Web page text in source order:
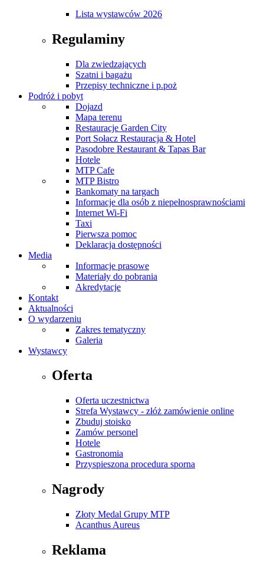
Lista wystawców 2026
Regulaminy
Dla zwiedzających
Szatni i bagażu
Przepisy techniczne i p.poż
Podróż i pobyt
Dojazd
Mapa terenu
Restauracje Garden City
Port Sołacz Restauracja & Hotel
Pasodobre Restaurant & Tapas Bar
Hotele
MTP Cafe
MTP Bistro
Bankomaty na targach
Informacje dla osób z niepełnosprawnościami
Internet Wi-Fi
Taxi
Pierwsza pomoc
Deklaracja dostępności
Media
Informacje prasowe
Materiały do pobrania
Akredytacje
Kontakt
Aktualności
O wydarzeniu
Zakres tematyczny
Galeria
Wystawcy
Oferta
Oferta uczestnictwa
Strefa Wystawcy - złóż zamówienie online
Zbuduj stoisko
Zamów personel
Hotele
Gastronomia
Przyspieszona procedura sporna
Nagrody
Złoty Medal Grupy MTP
Acanthus Aureus
Reklama